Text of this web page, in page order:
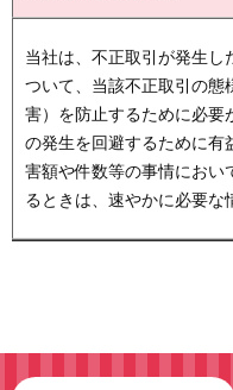
当社は、不正取引が発生し
ついて、当該不正取引の態
害）を防止するために必要
の発生を回避するために有
害額や件数等の事情におい
るときは、速やかに必要な